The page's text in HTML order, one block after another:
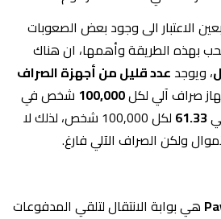
الاعتبار الى وجود بعض الصعوبات
بهذه الطريقة وأهمها، ان هناك
، ويوجد عدد قليل من أجهزة الصراف
صراف آلي لكل100,000شخص في
61.33
لكل 100,000 شخص، لذلك لا
ولكن الصراف الآلي فارغ.
هي بوابة الانتقال لتلقي المدفوعات